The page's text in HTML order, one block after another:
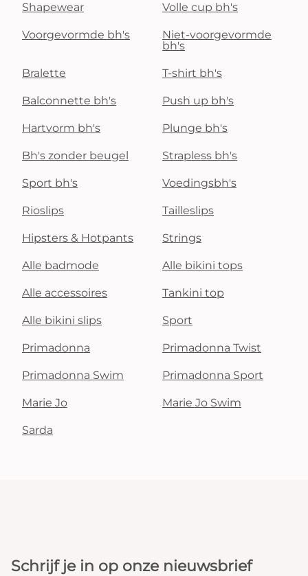
Shapewear Volle cup bh's
Voorgevormde bh's
Niet-voorgevormde
bh's
Bralette T-shirt bh's
Balconnette bh's Push up bh's
Hartvorm bh's Plunge bh's
Bh's zonder beugel Strapless bh's
Sport bh's Voedingsbh's
Rioslips Tailleslips
Hipsters & Hotpants Strings
Alle badmode Alle bikini tops
Alle accessoires Tankini top
Alle bikini slips Sport
Primadonna Primadonna Twist
Primadonna Swim Primadonna Sport
Marie Jo Marie Jo Swim
Sarda
Schrijf je in op onze nieuwsbrief